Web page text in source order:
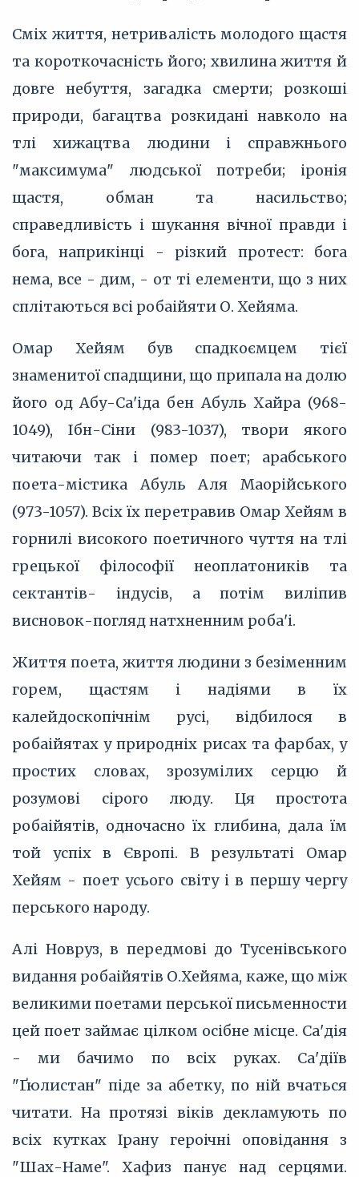
Сміх життя, нетривалість молодого щастя
та короткочасність його; хвилина життя й
довге небуття, загадка смерти; розкоші
природи, багацтва розкидані навколо на
тлі хижацтва людини і справжнього
"максимума" людської потреби; іронія
щастя, обман та насильство;
справедливість і шукання вічної правди і
бога, наприкінці - різкий протест: бога
нема, все - дим, - от ті елементи, що з них
сплітаються всі робаійяти О. Хейяма.
Омар Хейям був спадкоємцем тієї
знаменитої спадщини, що припала на долю
його од Абу-Са'іда бен Абуль Хайра (968-
1049), Ібн-Сіни (983-1037), твори якого
читаючи так і помер поет; арабського
поета-містика Абуль Аля Маорійського
(973-1057). Всіх їх перетравив Омар Хейям в
горнилі високого поетичного чуття на тлі
грецької філософії неоплатоників та
сектантів- індусів, а потім виліпив
висновок-погляд натхненним роба'і.
Життя поета, життя людини з безіменним
горем, щастям і надіями в їх
калейдоскопічнім русі, відбилося в
робаійятах у природніх рисах та фарбах, у
простих словах, зрозумілих серцю й
розумові сірого люду. Ця простота
робаійятів, одночасно їх глибина, дала їм
той успіх в Європі. В результаті Омар
Хейям - поет усього світу і в першу чергу
перського народу.
Алі Новруз, в передмові до Тусенівського
видання робаійятів О.Хейяма, каже, що між
великими поетами перської письменности
цей поет займає цілком осібне місце. Са'дія
- ми бачимо по всіх руках. Са'діїв
"Ґюлистан" піде за абетку, по ній вчаться
читати. На протязі віків декламують по
всіх кутках Ірану героічні оповідання з
"Шах-Наме". Хафиз панує над серцями.